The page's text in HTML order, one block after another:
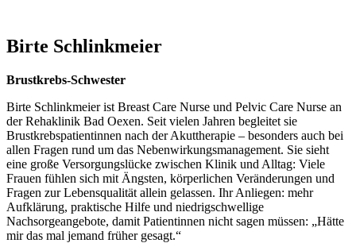
Birte Schlinkmeier
Brustkrebs-Schwester
Birte Schlinkmeier ist Breast Care Nurse und Pelvic Care Nurse an
der Rehaklinik Bad Oexen. Seit vielen Jahren begleitet sie
Brustkrebspatientinnen nach der Akuttherapie – besonders auch bei
allen Fragen rund um das Nebenwirkungsmanagement. Sie sieht
eine große Versorgungslücke zwischen Klinik und Alltag: Viele
Frauen fühlen sich mit Ängsten, körperlichen Veränderungen und
Fragen zur Lebensqualität allein gelassen. Ihr Anliegen: mehr
Aufklärung, praktische Hilfe und niedrigschwellige
Nachsorgeangebote, damit Patientinnen nicht sagen müssen: „Hätte
mir das mal jemand früher gesagt.“